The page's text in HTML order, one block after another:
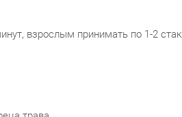
взрослым принимать по 1-2